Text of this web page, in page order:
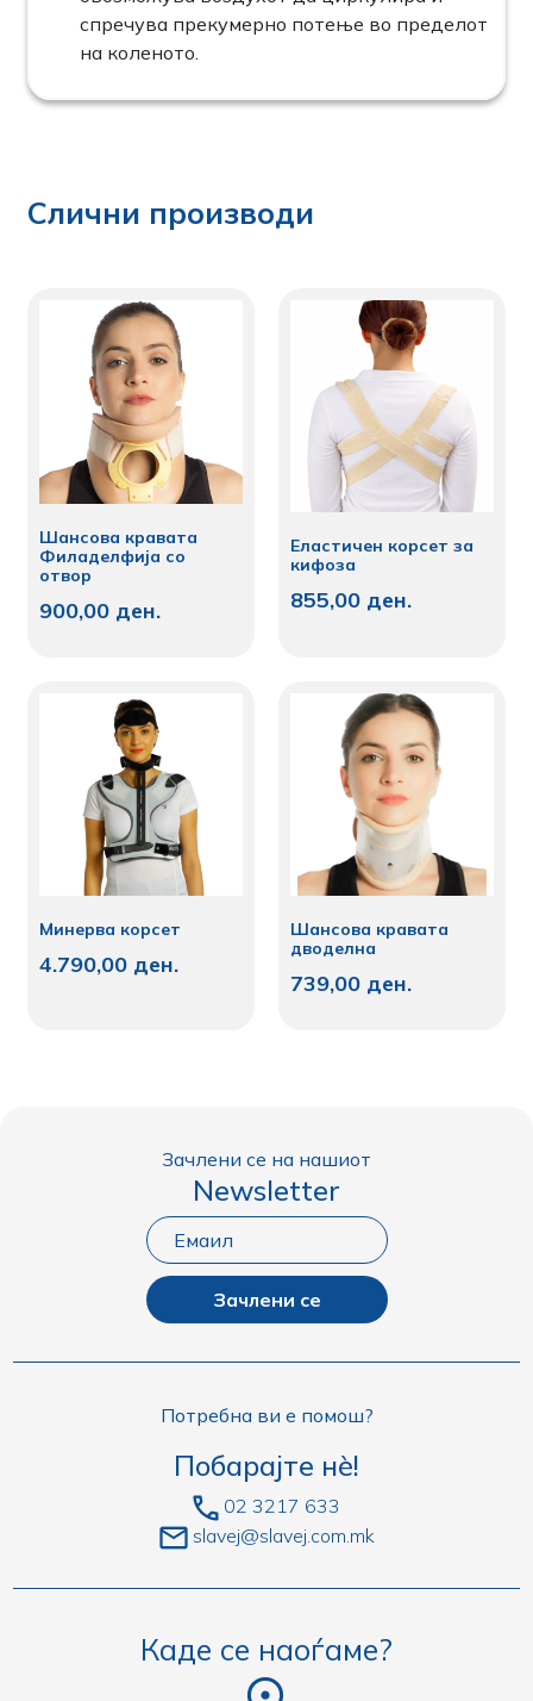
спречува прекумерно потење во пределот
на коленото.
Слични производи
Шансова кравата
Филаделфија со
отвор
900,00 ден.
Еластичен корсет за
кифоза
855,00 ден.
Минерва корсет
4.790,00 ден.
Шансова кравата
дводелна
739,00 ден.
Зачлени се на нашиот
Newsletter
Зачлени се
Потребна ви е помош?
Побарајте нè!
02 3217 633
slavej@slavej.com.mk
Каде се наоѓаме?